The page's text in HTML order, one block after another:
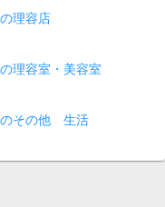
理容店
理容室・美容室
のその他 生活